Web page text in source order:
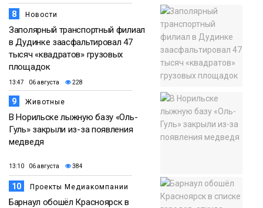
8 Новости
Заполярный транспортный филиал
в Дудинке заасфальтировал 47
тысяч «квадратов» грузовых
площадок
13:47 06 августа 228
9 Животные
В Норильске лыжную базу «Оль-
Гуль» закрыли из-за появления
медведя
13:10 06 августа 384
10 Проекты Медиакомпании
Барнаул обошёл Красноярск в